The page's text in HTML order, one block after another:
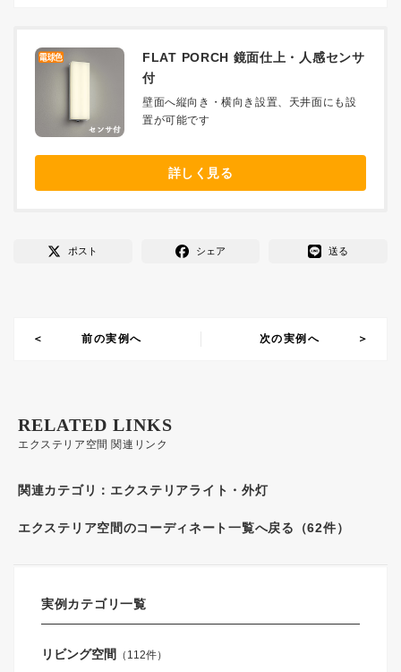
FLAT PORCH 鏡面仕上・人感センサ
付
壁面へ縦向き・横向き設置、天井面にも設
置が可能です
詳しく見る
ポスト シェア 送る
前の実例へ 次の実例へ
エクステリア空間 関連リンク
RELATED LINKS
関連カテゴリ： エクステリアライト・外灯
エクステリア空間のコーディネート一覧へ戻る（62件）
実例カテゴリ一覧
リビング空間 （112件）